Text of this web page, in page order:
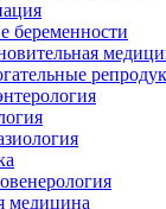
беременности
медицина